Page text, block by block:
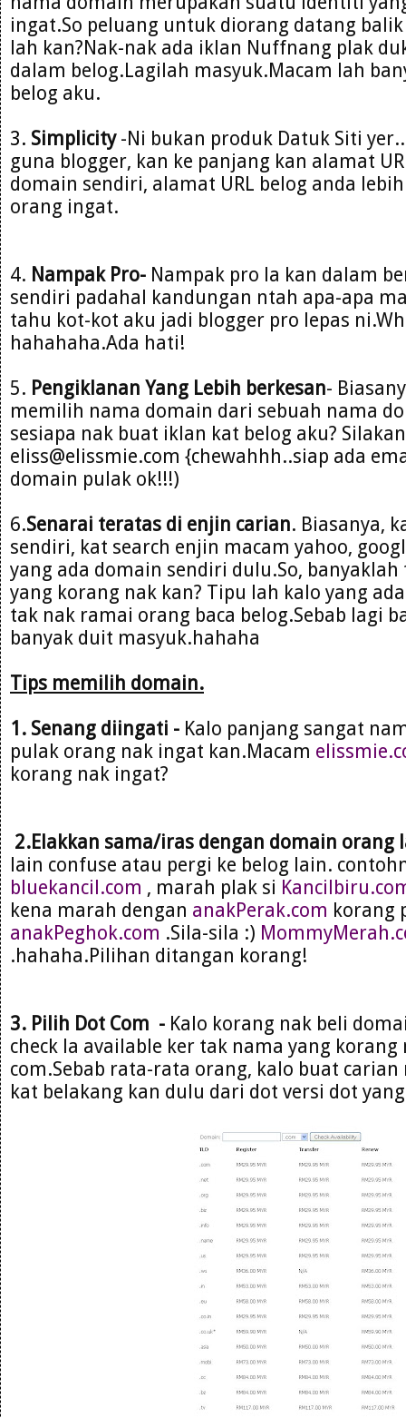
ingat.So peluang untuk diorang datang
lah kan?Nak-nak ada iklan Nuffnang plak
dalam belog.Lagilah masyuk.Macam lah
belog aku.
3. Simplicity -Ni bukan produk Datuk Siti
guna blogger, kan ke panjang kan alamat
domain sendiri, alamat URL belog anda
orang ingat.
4. Nampak Pro- Nampak pro la kan dalam
sendiri padahal kandungan ntah apa-apa
tahu kot-kot aku jadi blogger pro lepas
hahahaha.Ada hati!
5. Pengiklanan Yang Lebih berkesan-
memilih nama domain dari sebuah nama
sesiapa nak buat iklan kat belog aku?
eliss@elissmie.com {chewahhh..siap ada
domain pulak ok!!!)
6.Senarai teratas di enjin carian. Biasanya,
sendiri, kat search enjin macam yahoo,
yang ada domain sendiri dulu.So,
yang korang nak kan? Tipu lah kalo yang
tak nak ramai orang baca belog.Sebab lagi
banyak duit masyuk.hahaha
Tips memilih domain.
1. Senang diingati - Kalo panjang sangat
pulak orang nak ingat kan.Macam
korang nak ingat?
2.Elakkan sama/iras dengan domain
lain confuse atau pergi ke belog lain.
bluekancil.com , marah plak si
kena marah dengan anakPerak.com korang
anakPeghok.com .Sila-sila :)
.hahaha.Pilihan ditangan korang!
3. Pilih Dot Com - Kalo korang nak beli
check la available ker tak nama yang korang
com.Sebab rata-rata orang, kalo buat
kat belakang kan dulu dari dot versi dot